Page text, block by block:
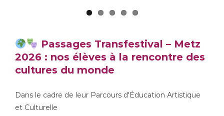
2026 : nos élèves à la
du monde
Passages Transfestival – Metz
2026 : nos élèves à la rencontre des
cultures du monde
Dans le cadre de leur Parcours d'Éducation Artistique
et Culturelle